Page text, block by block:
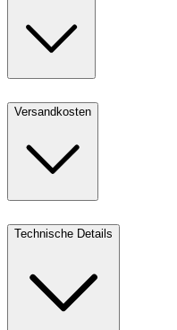
Versandkosten
Technische Details